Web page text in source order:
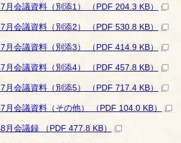
会議資料（別添1） （PDF 204.3 KB）
会議資料（別添2） （PDF 530.8 KB）
会議資料（別添3） （PDF 414.9 KB）
会議資料（別添4） （PDF 457.8 KB）
会議資料（別添5） （PDF 717.4 KB）
会議資料（その他） （PDF 104.0 KB）
会議録 （PDF 477.8 KB）